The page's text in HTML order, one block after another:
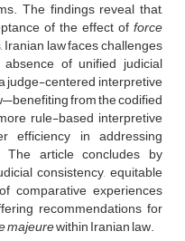
The findings reveal that,
of the effect offorce
law faces challenges
of unified judicial
judge-centered interpretive
from the codified
rule-based interpretive
efficiency in addressing
article concludes by
consistency, equitable
comparative experiences
recommendations for
majeurewithin Iranian law.